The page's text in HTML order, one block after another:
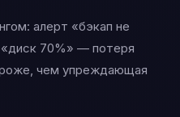
алерт «бэкап не
70%» — потеря
чем упреждающая